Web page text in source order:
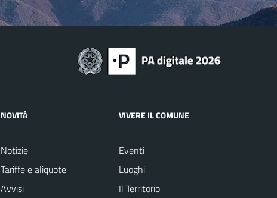
NOVITÀ
Notizie
Tariffe e aliquote
Avvisi
VIVERE IL COMUNE
Eventi
Luoghi
Il Territorio